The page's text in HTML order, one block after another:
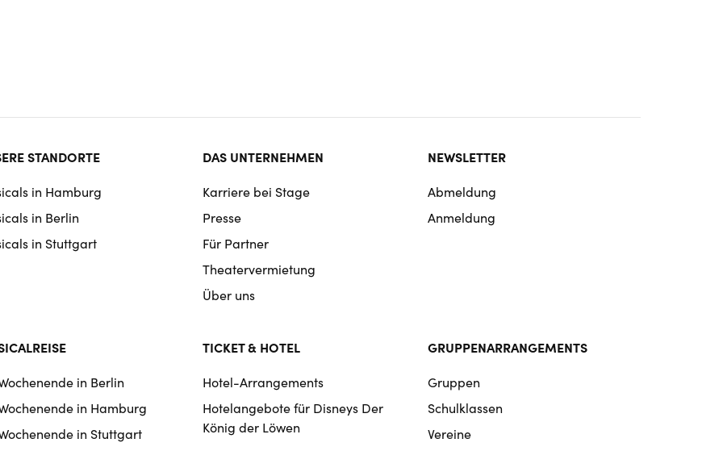
STANDORTE
in Hamburg
in Berlin
in Stuttgart
DAS UNTERNEHMEN
Karriere bei Stage
Presse
Für Partner
Theatervermietung
Über uns
NEWSLETTER
Abmeldung
Anmeldung
in Berlin
in Hamburg
in Stuttgart
TICKET & HOTEL
Hotel-Arrangements
Hotelangebote für Disneys Der
König der Löwen
GRUPPENARRANGEMENTS
Gruppen
Schulklassen
Vereine